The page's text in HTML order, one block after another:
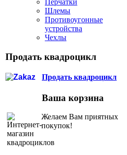
Перчатки
Шлемы
Противоугонные
устройства
Чехлы
Продать квадроцикл
Продать квадроцикл
Ваша корзина
Желаем Вам приятных
покупок!